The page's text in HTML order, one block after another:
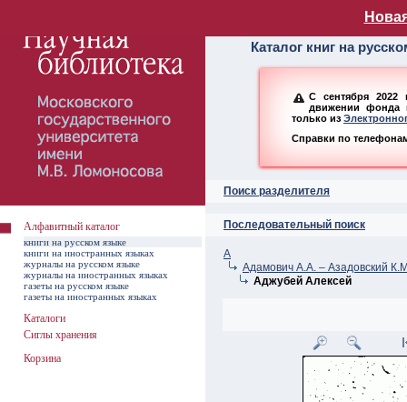
Алфавитный
Каталог книг на
С сентября 2022
движении фонда
только из
Справки по
Поиск разделителя
Последовательный поиск
А
Адамович А.А. – Азадовский
Аджубей Алексей
Алфавитный каталог
книги на русском языке
книги на иностранных языках
журналы на русском языке
журналы на иностранных языках
газеты на русском языке
газеты на иностранных языках
Каталоги
Сиглы хранения
Корзина